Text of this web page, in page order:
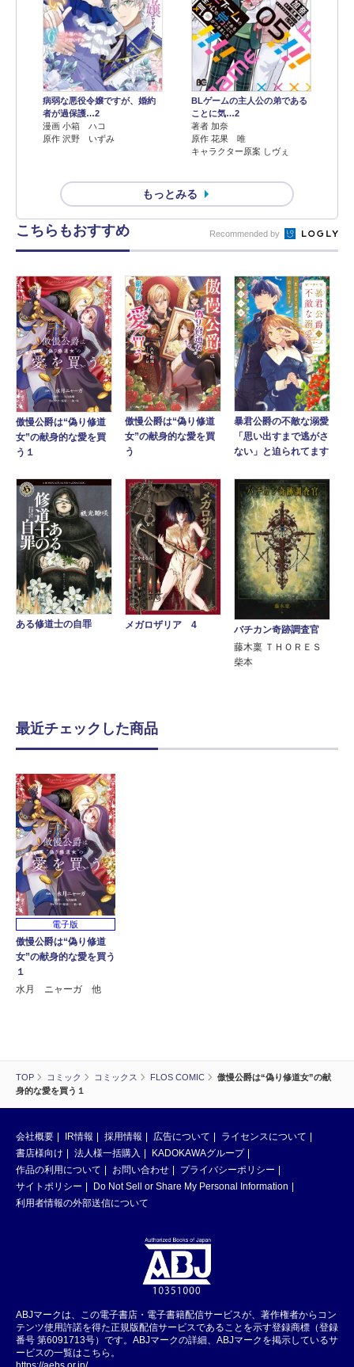
TOP コミック コミックス FLOS COMIC
傲慢公爵は“偽り修道女”の献
身的な愛を買う１
病弱な悪役令嬢ですが、婚約
者が過保護…2
漫画 小箱 ハコ
原作 沢野 いずみ
BLゲームの主人公の弟である
ことに気…2
著者 加奈
原作 花果 唯
キャラクター原案 しヴぇ
もっとみる
こちらもおすすめ Recommended by
傲慢公爵は“偽り修道
女”の献身的な愛を買
う１
傲慢公爵は“偽り修道
女”の献身的な愛を買
う
暴君公爵の不敵な溺愛
「思い出すまで逃がさ
ない」と迫られてます
ある修道士の自罪 メガロザリア 4
バチカン奇跡調査官
藤木稟 ＴＨＯＲＥＳ
柴本
最近チェックした商品
電子版
傲慢公爵は“偽り修道
女”の献身的な愛を買う
１
水月 ニャーガ 他
会社概要 IR情報 採用情報 広告について
ライセンスについて
書店様向け
法人様一括購入
KADOKAWAグループ
作品の利用について
お問い合わせ
プライバシーポリシー
サイトポリシー
Do Not Sell or Share My Personal Information
利用者情報の外部送信について
ABJマークは、この電子書店・電子書籍配信サービスが、著作権者からコン
テンツ使用許諾を得た正規版配信サービスであることを示す登録商標（登録
番号 第6091713号）です。ABJマークの詳細、ABJマークを掲示しているサ
ービスの一覧はこちら。